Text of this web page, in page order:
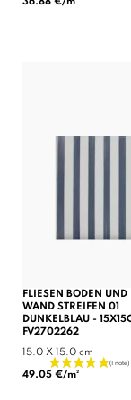
FLIESEN BODEN UND
WAND STREIFEN 01
DUNKELBLAU -
FV2702262
15.0 X 15.0 cm
49.05 €/m²